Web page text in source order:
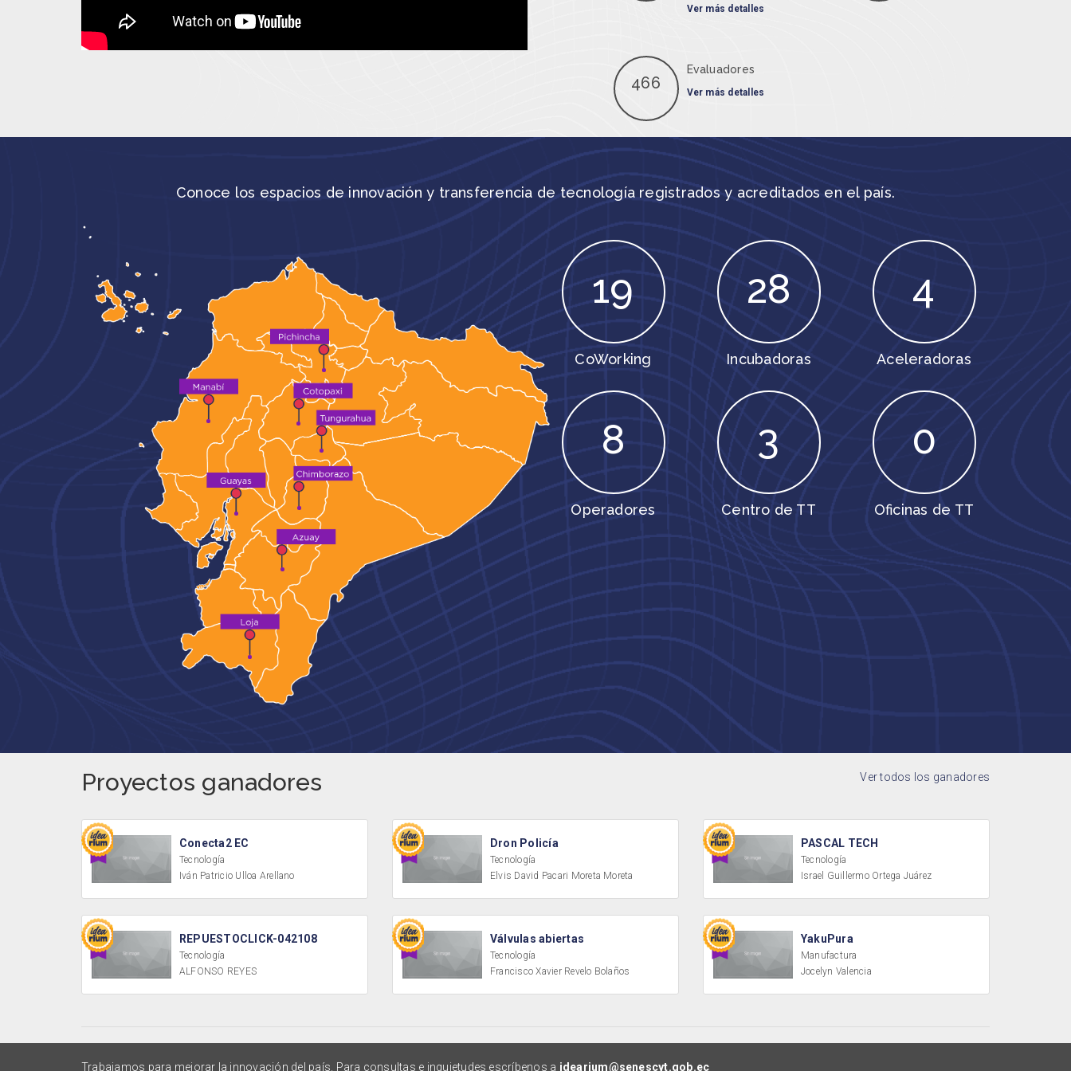
Ver más detalles
466
Evaluadores
Ver más detalles
Conoce los espacios de innovación y transferencia de tecnología registrados y acreditados en el país.
19
CoWorking
28
Incubadoras
4
Aceleradoras
8
Operadores
3
Centro de TT
0
Oficinas de TT
Proyectos ganadores Ver todos los ganadores
Conecta2 EC
Tecnología
Iván Patricio Ulloa Arellano
Dron Policía
Tecnología
Elvis David Pacari Moreta Moreta
PASCAL TECH
Tecnología
Israel Guillermo Ortega Juárez
REPUESTOCLICK-042108
Tecnología
ALFONSO REYES
Válvulas abiertas
Tecnología
Francisco Xavier Revelo Bolaños
YakuPura
Manufactura
Jocelyn Valencia
Trabajamos para mejorar la innovación del país. Para consultas e inquietudes escríbenos a idearium@senescyt.gob.ec